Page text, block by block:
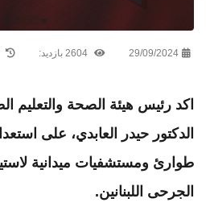
29/09/2024
اكد رئيس هيئة الصحة والتعليم
الدكتور حيدر العابدي، على
طوارئ ومستشفيات ميدانية
الجرحى اللبنانين.